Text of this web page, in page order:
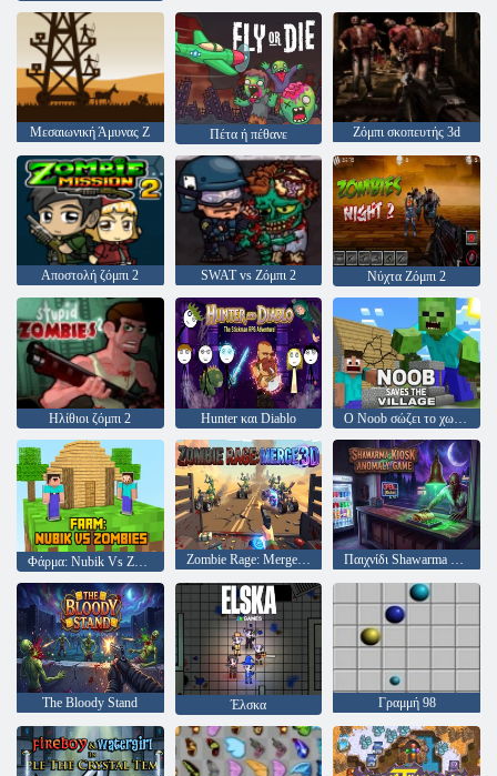
Μεσαιωνική Άμυνας Z Πέτα ή πέθανε Ζόμπι σκοπευτής 3d
Αποστολή ζόμπι 2 SWAT vs Ζόμπι 2 Νύχτα Ζόμπι 2
Ηλίθιοι ζόμπι 2 Hunter και Diablo Ο Noob σώζει το χωριό
Zombie Rage: Merge 3D Παιχνίδι Shawarma Kiosk Anomaly
The Bloody Stand Έλσκα Γραμμή 98